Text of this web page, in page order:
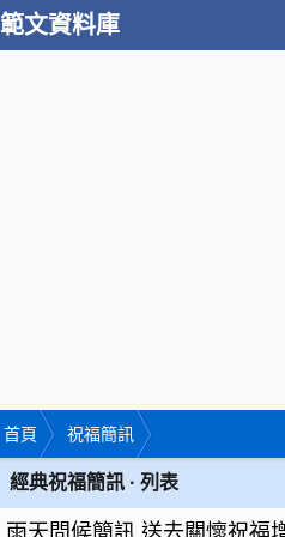
範文資料庫
首頁 祝福簡訊
經典祝福簡訊 · 列表
雨天問候簡訊 送去關懷祝福